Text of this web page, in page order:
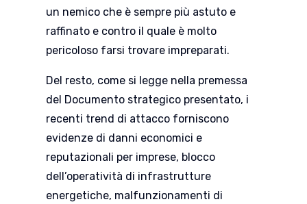
un nemico che è sempre più astuto e
raffinato e contro il quale è molto
pericoloso farsi trovare impreparati.
Del resto, come si legge nella premessa
del Documento strategico presentato, i
recenti trend di attacco forniscono
evidenze di danni economici e
reputazionali per imprese, blocco
dell’operatività di infrastrutture
energetiche, malfunzionamenti di